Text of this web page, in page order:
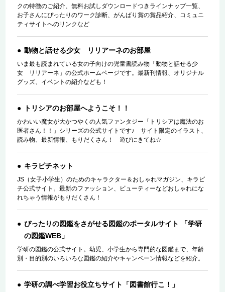
クの特徴のご紹介、無料お試しダウンロードつきラインナップ一覧、
お子さんにぴったりのワーク診断、がんばり賞の賞品紹介、コミュニ
ティサイトへのリンクなど
動物と話せる少女 リリアーネのお部屋
いま最も読まれている女の子向けの児童書読み物「動物と話せる少
女 リリアーネ」の公式ホームページです。最新刊情報、オリジナル
グッズ、イベントの紹介なども！
トリシアのお部屋へようこそ！！
かわいい魔女が大かつやくの人気ファンタジー「トリシアは魔法のお
医者さん！！」シリーズの公式サイトです♪ サイト限定のイラスト、
読み物、最新情報、もりだくさん！ 遊びにきてね☆
キラピチネット
JS（女子小学生）のためのキャラクター＆おしゃれマガジン、キラピ
チ公式サイト。最新のファッション、ビューティーなどおしゃれにな
れちゃう情報がもりだくさん！
ぴったりの図鑑をさがせる図鑑のポータルサイト 「学研
の図鑑WEB」
学研の図鑑の公式サイト。幼児、小学生から専門的な図鑑まで、年齢
別・目的別のいろいろな図鑑の紹介やキャンペーン情報などを紹介。
学研の調べ学習お役立ちサイト「図書館行こ！」